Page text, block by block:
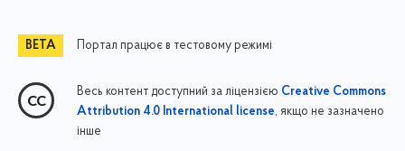
Портал працює в тестовому режимі
Весь контент доступний за ліцензією Creative Commons
Attribution 4.0 International license, якщо не зазначено
інше